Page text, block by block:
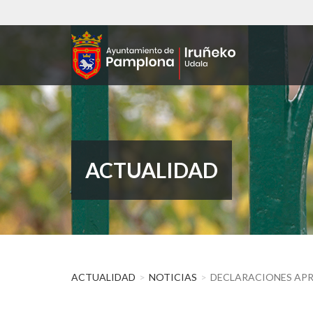
al
ACTUALIDAD
ACTUALIDAD NOTICIAS DECLARACIONES